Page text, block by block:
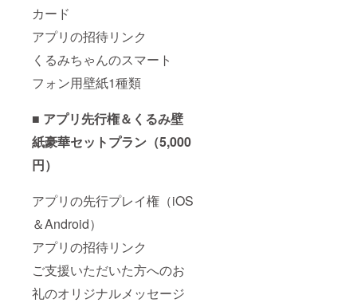
カード
アプリの招待リンク
くるみちゃんのスマート
フォン用壁紙1種類
■ アプリ先行権＆くるみ壁
紙豪華セットプラン（5,000
円）
アプリの先行プレイ権（iOS
＆Android）
アプリの招待リンク
ご支援いただいた方へのお
礼のオリジナルメッセージ